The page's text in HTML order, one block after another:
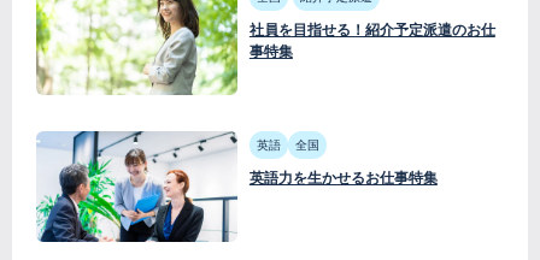
社員を目指せる！紹介予定派遣のお仕
事特集
英語 全国
英語力を生かせるお仕事特集